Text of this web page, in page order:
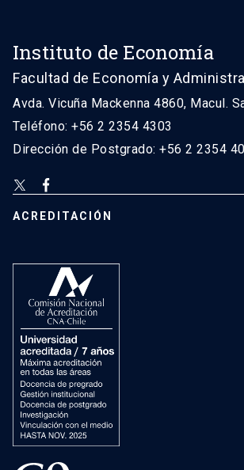
Instituto de Economía
Facultad de Economía y
Avda. Vicuña Mackenna 4860, Macul.
Teléfono: +56 2 2354 4303
Dirección de Postgrado: +56 2 2354
ACREDITACIÓN